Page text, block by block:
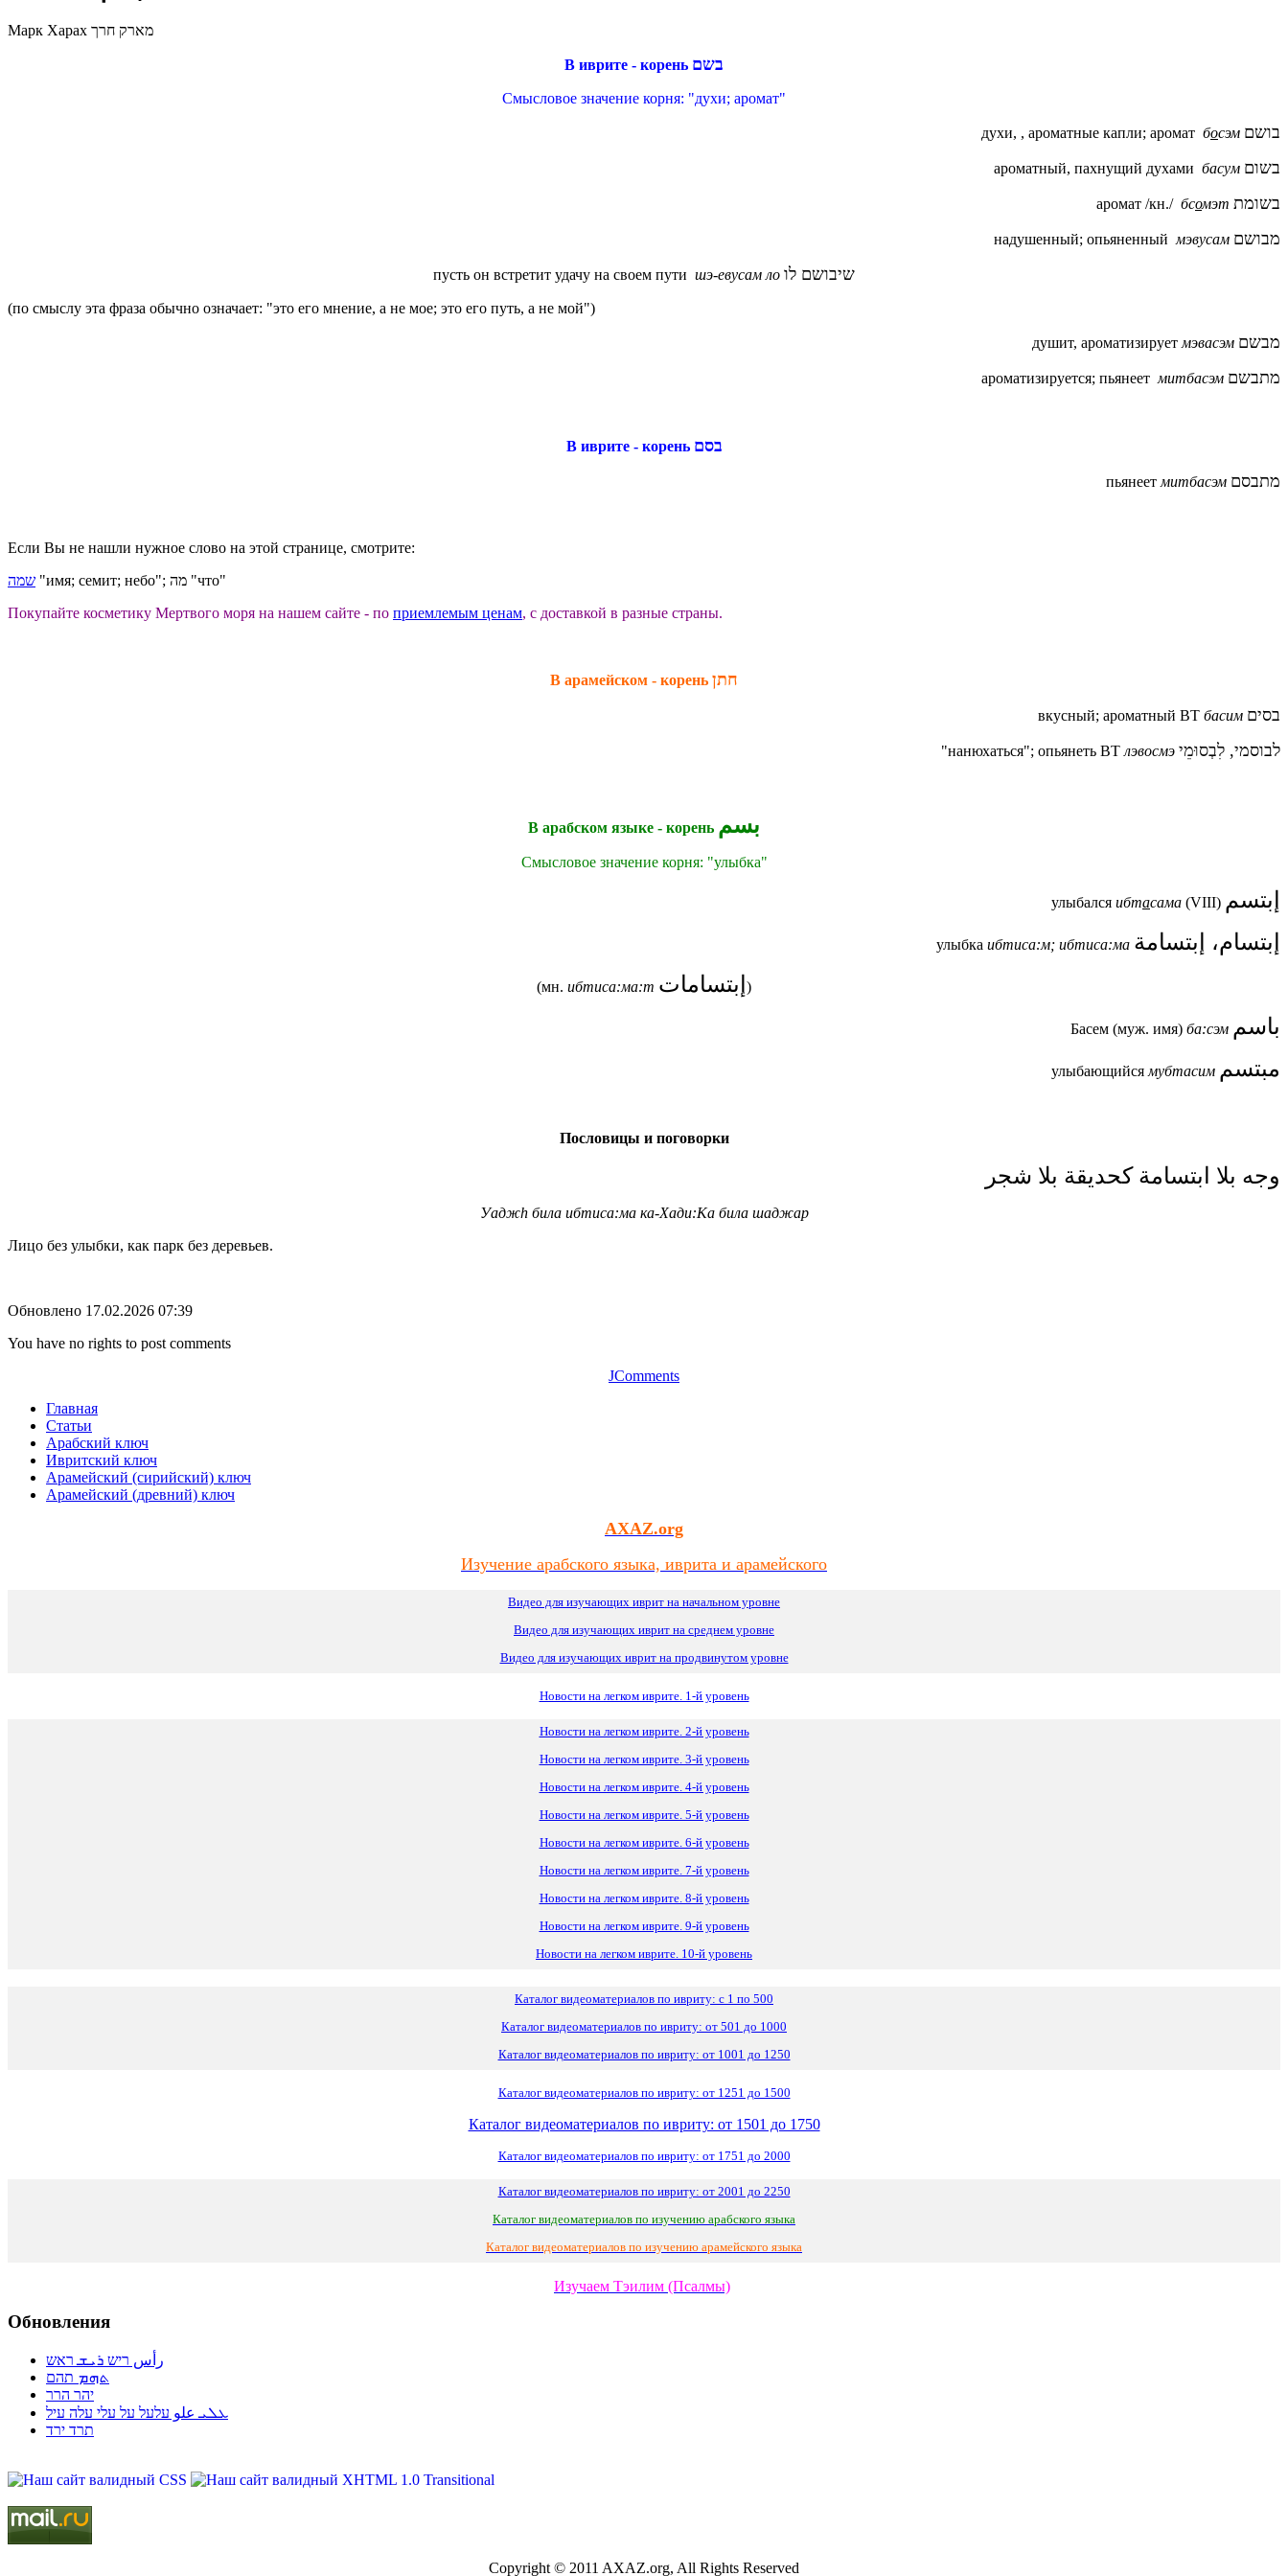
Марк Харах מארק חרך
В иврите - корень בשם
Смысловое значение корня: "духи; аромат"
духи, , ароматные капли; аромат босэм בושם
ароматный, пахнущий духами басум בשום
аромат /кн./ бсомэт בשומת
надушенный; опьяненный мэвусам מבושם
пусть он встретит удачу на своем пути шэ-евусам ло שיבושם לו
(по смыслу эта фраза обычно означает: "это его мнение, а не мое; это его путь, а не мой")
душит, ароматизирует мэвасэм מבשם
ароматизируется; пьянеет митбасэм מתבשם
В иврите - корень בסם
пьянеет митбасэм מתבסם
Если Вы не нашли нужное слово на этой странице, смотрите:
שמה
"имя; семит; небо"; מה "что"
Покупайте косметику Мертвого моря на нашем сайте - по приемлемым ценам, с доставкой в разные страны.
В арамейском - корень חתן
вкусный; ароматный ВТ басим בסים
"нанюхаться"; опьянеть ВТ лэвосмэ לבוסמי, לִבְסוּמֵי
В арабском языке - корень بسم
Смысловое значение корня: "улыбка"
улыбался ибтасама (VIII) إبتسم
улыбка ибтиса:м; ибтиса:ма إبتسام، إبتسامة
(мн. ибтиса:ма:т إبتسامات )
Басем (муж. имя) ба:сэм باسم
улыбающийся мубтасим مبتسم
Пословицы и поговорки
وجه بلا ابتسامة كحديقة بلا شجر
Уаджhбила ибтиса:ма ка-Хади:Ка била шаджар
Лицо без улыбки, как парк без деревьев.
Обновлено 17.02.2026 07:39
You have no rights to post comments
JComments
Главная
Статьи
Арабский ключ
Ивритский ключ
Арамейский (сирийский) ключ
Арамейский (древний) ключ
AXAZ.org
Изучение арабского языка, иврита и арамейского
Видео для изучающих иврит на начальном уровне
Видео для изучающих иврит на среднем уровне
Видео для изучающих иврит на продвинутом уровне
Новости на легком иврите. 1-й уровень
Новости на легком иврите. 2-й уровень
Новости на легком иврите. 3-й уровень
Новости на легком иврите. 4-й уровень
Новости на легком иврите. 5-й уровень
Новости на легком иврите. 6-й уровень
Новости на легком иврите. 7-й уровень
Новости на легком иврите. 8-й уровень
Новости на легком иврите. 9-й уровень
Новости на легком иврите. 10-й уровень
Каталог видеоматериалов по ивриту: с 1 по 500
Каталог видеоматериалов по ивриту: от 501 до 1000
Каталог видеоматериалов по ивриту: от 1001 до 1250
Каталог видеоматериалов по ивриту: от 1251 до 1500
Каталог видеоматериалов по ивриту: от 1501 до 1750
Каталог видеоматериалов по ивриту: от 1751 до 2000
Каталог видеоматериалов по ивриту: от 2001 до 2250
Каталог видеоматериалов по изучению арабского языка
Каталог видеоматериалов по изучению арамейского языка
Изучаем Тэилим (Псалмы)
Обновления
رأس ריש ܪܝܫ ראש
ܬܗܡ תהם
יהר הרר
ܥܠܝ علو עלעל על עלי עלה עיל
תרד ירד
Copyright © 2011 AXAZ.org, All Rights Reserved